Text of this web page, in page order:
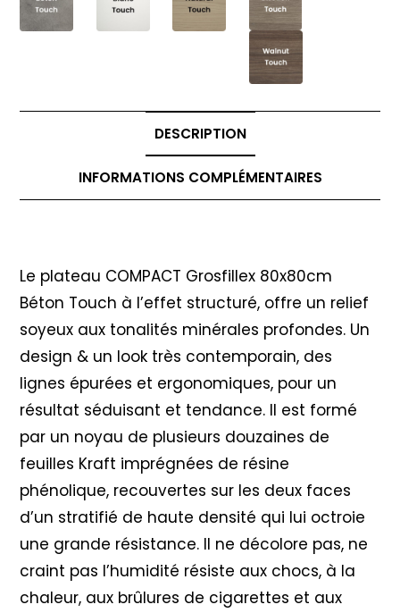
DESCRIPTION
INFORMATIONS COMPLÉMENTAIRES
Le plateau COMPACT Grosfillex 80x80cm
Béton Touch à l’effet structuré, offre un relief
soyeux aux tonalités minérales profondes. Un
design & un look très contemporain, des
lignes épurées et ergonomiques, pour un
résultat séduisant et tendance. Il est formé
par un noyau de plusieurs douzaines de
feuilles Kraft imprégnées de résine
phénolique, recouvertes sur les deux faces
d’un stratifié de haute densité qui lui octroie
une grande résistance. Il ne décolore pas, ne
craint pas l’humidité résiste aux chocs, à la
chaleur, aux brûlures de cigarettes et aux